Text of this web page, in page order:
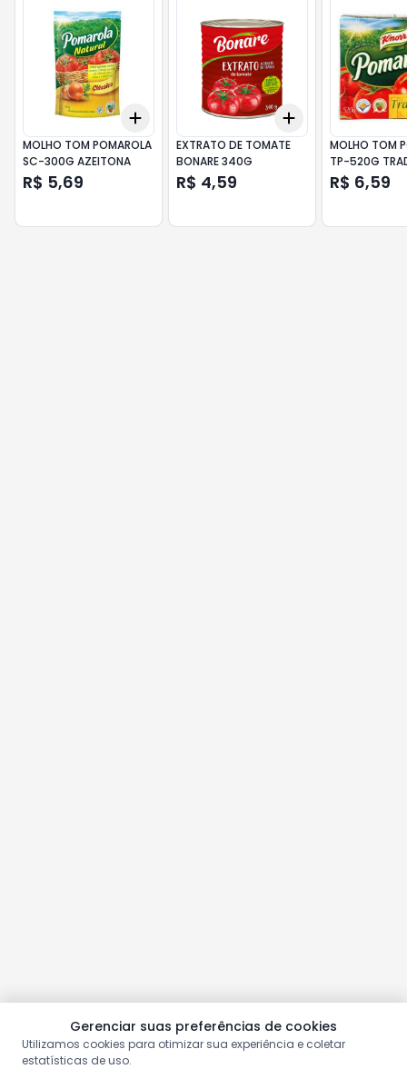
Gerenciar suas preferências de cookies
Utilizamos cookies para otimizar sua experiência e coletar
estatísticas de uso.
+10
Add
MOLHO TOM POMAROLA
SC-300G AZEITONA
R$ 5,69
+5 +10
Add
EXTRATO DE TOMATE
BONARE 340G
R$ 4,59
MOLHO TOM
TP-520G
R$ 6,59